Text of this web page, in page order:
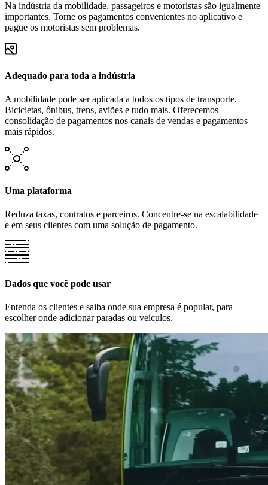
Na indústria da mobilidade, passageiros e motoristas são igualmente
importantes. Torne os pagamentos convenientes no aplicativo e
pague os motoristas sem problemas.
Adequado para toda a indústria
A mobilidade pode ser aplicada a todos os tipos de transporte.
Bicicletas, ônibus, trens, aviões e tudo mais. Oferecemos
consolidação de pagamentos nos canais de vendas e pagamentos
mais rápidos.
Uma plataforma
Reduza taxas, contratos e parceiros. Concentre-se na escalabilidade
e em seus clientes com uma solução de pagamento.
Dados que você pode usar
Entenda os clientes e saiba onde sua empresa é popular, para
escolher onde adicionar paradas ou veículos.